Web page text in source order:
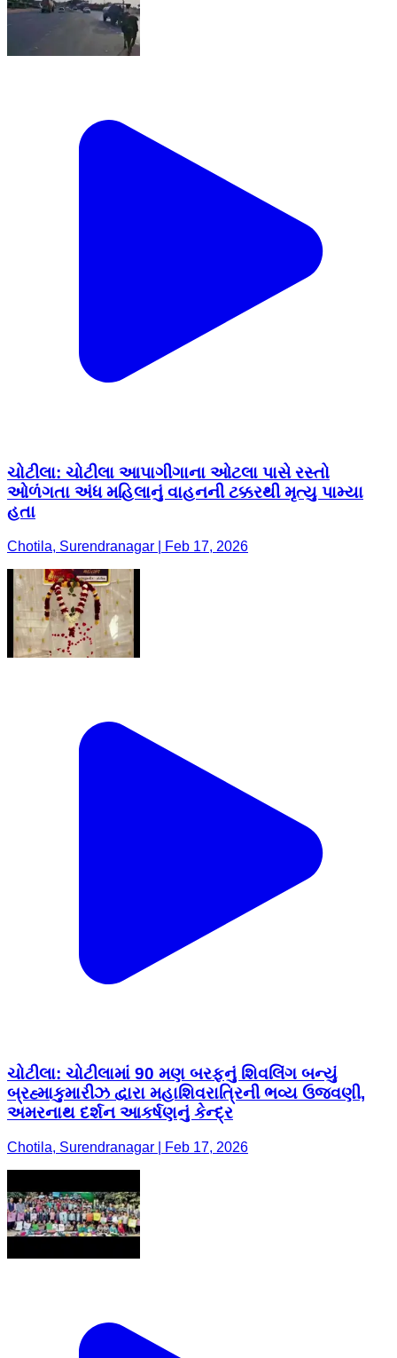
ચોટીલા: ચોટીલા આપાગીગાના ઓટલા પાસે રસ્તો
ઓળંગતા અંધ મહિલાનું વાહનની ટક્કરથી મૃત્યુ પામ્યા
હતા
Chotila, Surendranagar | Feb 17, 2026
ચોટીલા: ચોટીલામાં 90 મણ બરફનું શિવલિંગ બન્યું
બ્રહ્માકુમારીઝ દ્વારા મહાશિવરાત્રિની ભવ્ય ઉજવણી,
અમરનાથ દર્શન આકર્ષણનું કેન્દ્ર
Chotila, Surendranagar | Feb 17, 2026